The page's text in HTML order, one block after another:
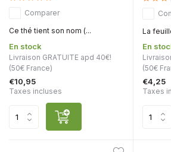
Comparer
Ce thé tient son nom (...
En stock
Livraison GRATUITE apd 40€!
(50€ France)
€10,95
Taxes incluses
La
En
(50€
€4,25
Taxes